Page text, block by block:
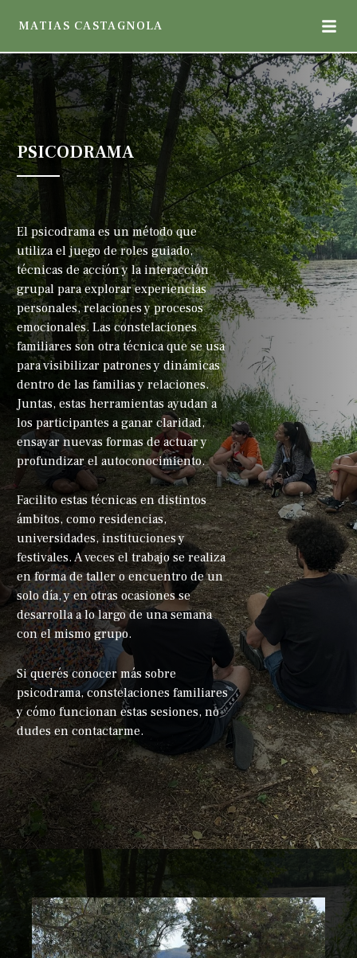
MATIAS CASTAGNOLA
PSICODRAMA
El psicodrama es un método que
utiliza el juego de roles guiado,
técnicas de acción y la interacción
grupal para explorar experiencias
personales, relaciones y procesos
emocionales. Las constelaciones
familiares son otra técnica que se usa
para visibilizar patrones y dinámicas
dentro de las familias y relaciones.
Juntas, estas herramientas ayudan a
los participantes a ganar claridad,
ensayar nuevas formas de actuar y
profundizar el autoconocimiento.
Facilito estas técnicas en distintos
ámbitos, como residencias,
universidades, instituciones y
festivales. A veces el trabajo se realiza
en forma de taller o encuentro de un
solo día, y en otras ocasiones se
desarrolla a lo largo de una semana
con el mismo grupo.
Si querés conocer más sobre
psicodrama, constelaciones familiares
y cómo funcionan estas sesiones, no
dudes en contactarme.